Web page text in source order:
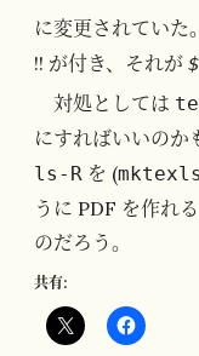
に変更されていた
!! が付き、それが
対処としては
にすればいいのか
ls-R を (
うに PDF を作れ
のだろう。
共有: